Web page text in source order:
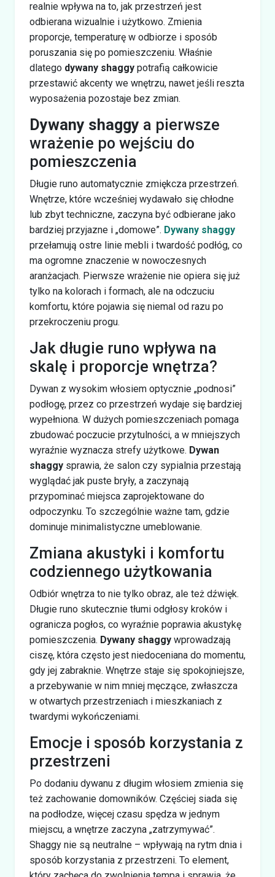
realnie wpływa na to, jak przestrzeń jest
odbierana wizualnie i użytkowo. Zmienia
proporcje, temperaturę w odbiorze i sposób
poruszania się po pomieszczeniu. Właśnie
dlatego dywany shaggy potrafią całkowicie
przestawić akcenty we wnętrzu, nawet jeśli reszta
wyposażenia pozostaje bez zmian.
Dywany shaggy a pierwsze
wrażenie po wejściu do
pomieszczenia
Długie runo automatycznie zmiękcza przestrzeń.
Wnętrze, które wcześniej wydawało się chłodne
lub zbyt techniczne, zaczyna być odbierane jako
bardziej przyjazne i „domowe”. Dywany shaggy
przełamują ostre linie mebli i twardość podłóg, co
ma ogromne znaczenie w nowoczesnych
aranżacjach. Pierwsze wrażenie nie opiera się już
tylko na kolorach i formach, ale na odczuciu
komfortu, które pojawia się niemal od razu po
przekroczeniu progu.
Jak długie runo wpływa na
skalę i proporcje wnętrza?
Dywan z wysokim włosiem optycznie „podnosi”
podłogę, przez co przestrzeń wydaje się bardziej
wypełniona. W dużych pomieszczeniach pomaga
zbudować poczucie przytulności, a w mniejszych
wyraźnie wyznacza strefy użytkowe. Dywan
shaggy sprawia, że salon czy sypialnia przestają
wyglądać jak puste bryły, a zaczynają
przypominać miejsca zaprojektowane do
odpoczynku. To szczególnie ważne tam, gdzie
dominuje minimalistyczne umeblowanie.
Zmiana akustyki i komfortu
codziennego użytkowania
Odbiór wnętrza to nie tylko obraz, ale też dźwięk.
Długie runo skutecznie tłumi odgłosy kroków i
ogranicza pogłos, co wyraźnie poprawia akustykę
pomieszczenia. Dywany shaggy wprowadzają
ciszę, która często jest niedoceniana do momentu,
gdy jej zabraknie. Wnętrze staje się spokojniejsze,
a przebywanie w nim mniej męczące, zwłaszcza
w otwartych przestrzeniach i mieszkaniach z
twardymi wykończeniami.
Emocje i sposób korzystania z
przestrzeni
Po dodaniu dywanu z długim włosiem zmienia się
też zachowanie domowników. Częściej siada się
na podłodze, więcej czasu spędza w jednym
miejscu, a wnętrze zaczyna „zatrzymywać”.
Shaggy nie są neutralne – wpływają na rytm dnia i
sposób korzystania z przestrzeni. To element,